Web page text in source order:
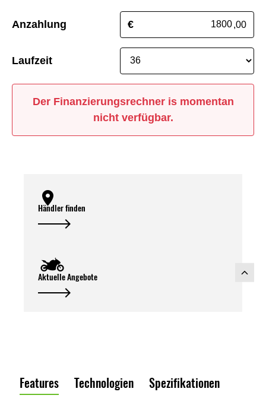
Anzahlung € ,00
Laufzeit
Der Finanzierungsrechner is momentan
nicht verfügbar.
Händler finden
Aktuelle Angebote
Features Technologien Spezifikationen